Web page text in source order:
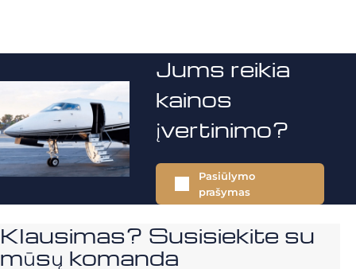
Jums reikia
kainos
įvertinimo?
Pasiūlymo
prašymas
Klausimas? Susisiekite su
mūsų komanda